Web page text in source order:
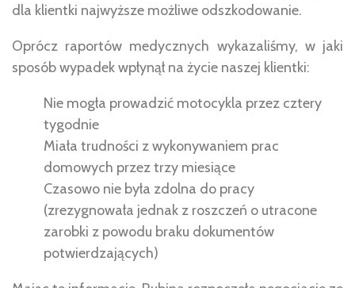
dla klientki najwyższe możliwe odszkodowanie.
Oprócz raportów medycznych wykazaliśmy, w jaki
sposób wypadek wpłynął na życie naszej klientki:
Nie mogła prowadzić motocykla przez cztery
tygodnie
Miała trudności z wykonywaniem prac
domowych przez trzy miesiące
Czasowo nie była zdolna do pracy
(zrezygnowała jednak z roszczeń o utracone
zarobki z powodu braku dokumentów
potwierdzających)